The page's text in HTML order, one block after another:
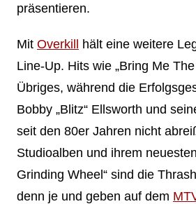
präsentieren.
Mit Overkill hält eine weitere
Line-Up. Hits wie „Bring Me
Übriges, während die
Bobby „Blitz“ Ellsworth und
seit den 80er Jahren nicht
Studioalben und ihrem
Grinding Wheel“ sind die
denn je und geben auf dem